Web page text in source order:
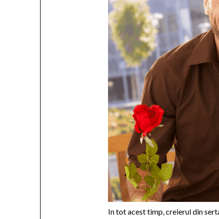
In tot acest timp, creierul din